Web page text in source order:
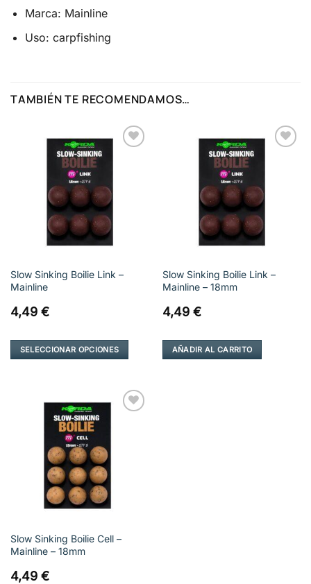
Marca: Mainline
Uso: carpfishing
TAMBIÉN TE RECOMENDAMOS…
Slow Sinking Boilie Link –
Mainline
4,49 €
SELECCIONAR OPCIONES
opciones
página
de
producto
Slow Sinking Boilie Link –
Mainline – 18mm
4,49 €
AÑADIR AL CARRITO
Slow Sinking Boilie Cell –
Mainline – 18mm
4,49 €